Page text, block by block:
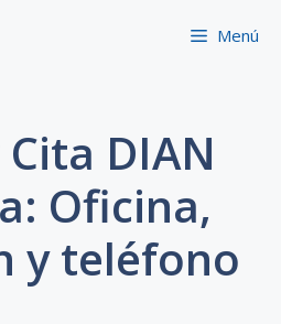
Menú
DIAN
Oficina,
y teléfono